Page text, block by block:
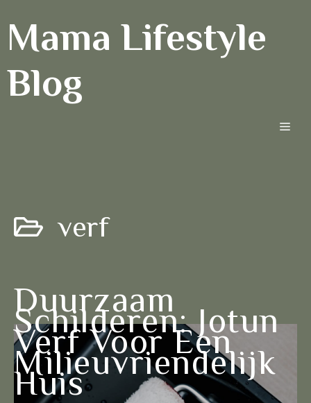
naarMama Lifestyle
Blog
verf
Duurzaam
Schilderen: Jotun
Verf Voor Een
Milieuvriendelijk
Huis